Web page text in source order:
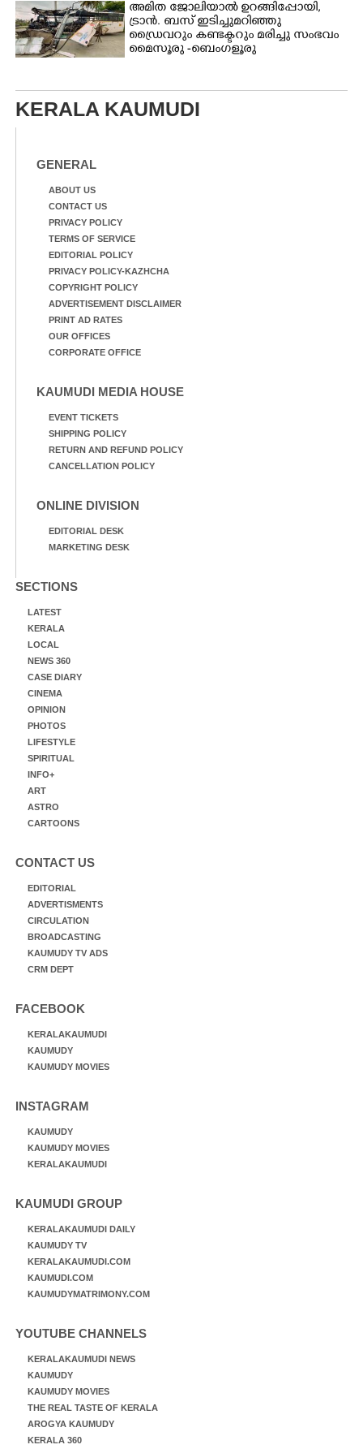
അമിത ജോലിയാൽ ഉറങ്ങിപ്പോയി,
ട്രാൻ. ബസ് ഇടിച്ചുമറിഞ്ഞു
ഡ്രൈവറും കണ്ടക്ടറും മരിച്ചു സംഭവം
മൈസൂരു -ബെംഗളൂരു
KERALA KAUMUDI
GENERAL
ABOUT US
CONTACT US
PRIVACY POLICY
TERMS OF SERVICE
EDITORIAL POLICY
PRIVACY POLICY-KAZHCHA
COPYRIGHT POLICY
ADVERTISEMENT DISCLAIMER
PRINT AD RATES
OUR OFFICES
CORPORATE OFFICE
KAUMUDI MEDIA HOUSE
EVENT TICKETS
SHIPPING POLICY
RETURN AND REFUND POLICY
CANCELLATION POLICY
ONLINE DIVISION
EDITORIAL DESK
MARKETING DESK
SECTIONS
LATEST
KERALA
LOCAL
NEWS 360
CASE DIARY
CINEMA
OPINION
PHOTOS
LIFESTYLE
SPIRITUAL
INFO+
ART
ASTRO
CARTOONS
CONTACT US
EDITORIAL
ADVERTISMENTS
CIRCULATION
BROADCASTING
KAUMUDY TV ADS
CRM DEPT
FACEBOOK
KERALAKAUMUDI
KAUMUDY
KAUMUDY MOVIES
INSTAGRAM
KAUMUDY
KAUMUDY MOVIES
KERALAKAUMUDI
KAUMUDI GROUP
KERALAKAUMUDI DAILY
KAUMUDY TV
KERALAKAUMUDI.COM
KAUMUDI.COM
KAUMUDYMATRIMONY.COM
YOUTUBE CHANNELS
KERALAKAUMUDI NEWS
KAUMUDY
KAUMUDY MOVIES
THE REAL TASTE OF KERALA
AROGYA KAUMUDY
KERALA 360